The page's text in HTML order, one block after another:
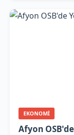
EKONOMI
Afyon